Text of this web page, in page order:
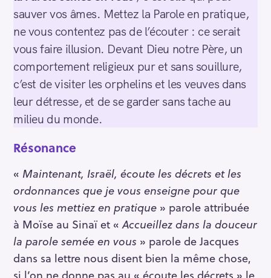
sauver vos âmes. Mettez la Parole en pratique,
ne vous contentez pas de l’écouter : ce serait
vous faire illusion. Devant Dieu notre Père, un
comportement religieux pur et sans souillure,
c’est de visiter les orphelins et les veuves dans
leur détresse, et de se garder sans tache au
milieu du monde.
Résonance
« Maintenant, Israël, écoute les décrets et les
ordonnances que je vous enseigne pour que
vous les mettiez en pratique » parole attribuée
à Moïse au Sinaï et «Accueillez dans la douceur
la parole semée en vous » parole de Jacques
dans sa lettre nous disent bien la même chose,
si l’on ne donne pas au « écoute les décrets » le
R